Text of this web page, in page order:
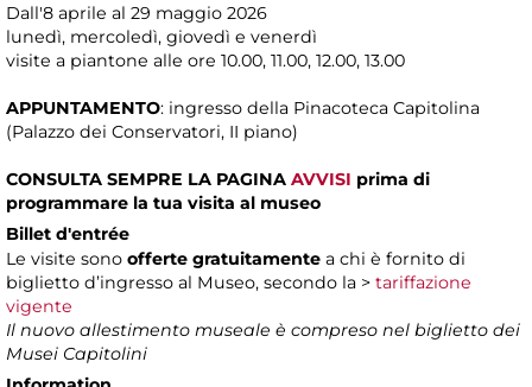
Dall'8 aprile al 29 maggio 2026
lunedì, mercoledì, giovedì e venerdì
visite a piantone alle ore 10.00, 11.00, 12.00, 13.00
APPUNTAMENTO: ingresso della Pinacoteca Capitolina
(Palazzo dei Conservatori, II piano)
CONSULTA SEMPRE LA PAGINA AVVISI prima di
programmare la tua visita al museo
Billet d'entrée
Le visite sono offerte gratuitamente a chi è fornito di
biglietto d’ingresso al Museo, secondo la > tariffazione
vigente
Il nuovo allestimento museale è compreso nel biglietto dei
Musei Capitolini